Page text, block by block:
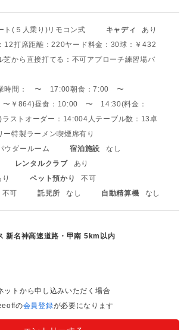
ト(５人乗り) リモコン式 キャディ
あり
12打席距離：220ヤード料金：30球：￥432
芝から直接打てる：不可アプローチ練習場バ
時間： 〜 17:00朝食：7:00 〜
￥864)昼食：10:00 〜 14:30(料金：
ラストオーダー：14:004人テーブル数：13卓
ー特製ラーメン喫煙席有り
ウダールーム 宿泊施設
なし
レンタルクラブ
あり
ペット預かり
不可
不可 託児所 なし 自動精算機 なし
新名神高速道路・甲南 5km以内
ットから申し込みいただく場合
の会員登録が必要になります